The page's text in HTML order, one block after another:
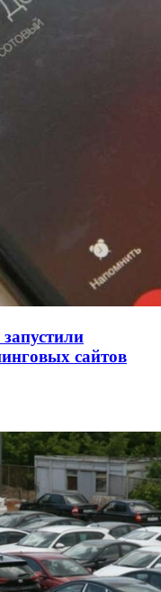
в Центральном
переполох“
экспорт:
долларов
сайтов